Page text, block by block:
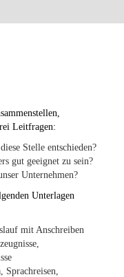
Leitfragen:
Stelle entschieden?
gut geeignet zu sein?
Unternehmen?
Unterlagen
mit Anschreiben
Sprachreisen,